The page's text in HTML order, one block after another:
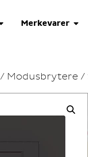
Merkevarer
/ Modusbrytere /